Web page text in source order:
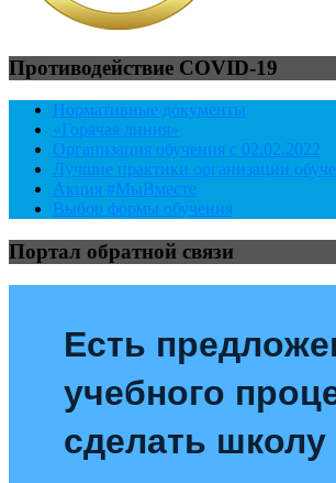
Противодействие COVID-19
Нормативные документы
«Горячая линия»
Организация обучения с 02.02.2022
Лучшие практики организации
Акция #МыВместе
Выбор формы обучения
Портал обратной связи
Есть
учебного
сделать